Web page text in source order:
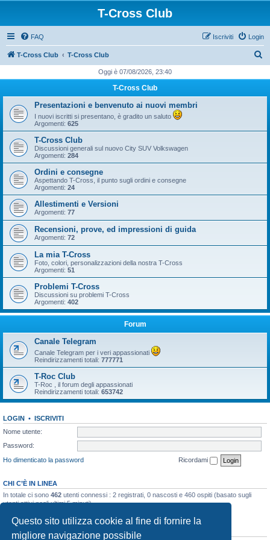
Questo sito utilizza cookie al fine di fornire la
migliore navigazione possibile
T-Cross Club
FAQ Login
Iscriviti
T-Cross Club T-Cross Club
c
Oggi è 07/08/2026, 23:40
T-Cross Club
Presentazioni e benvenuto ai nuovi membri
I nuovi iscritti si presentano, è gradito un saluto
Argomenti: 625
T-Cross Club
Discussioni generali sul nuovo City SUV Volkswagen
Argomenti: 284
Ordini e consegne
Aspettando T-Cross, il punto sugli ordini e consegne
Argomenti: 24
Allestimenti e Versioni
Argomenti: 77
Recensioni, prove, ed impressioni di guida
Argomenti: 72
La mia T-Cross
Foto, colori, personalizzazioni della nostra T-Cross
Argomenti: 51
Problemi T-Cross
Discussioni su problemi T-Cross
Argomenti: 402
Forum
Canale Telegram
Canale Telegram per i veri appassionati
Reindirizzamenti totali: 777771
T-Roc Club
T-Roc , il forum degli appassionati
Reindirizzamenti totali: 653742
LOGIN • ISCRIVITI
Nome utente:
Password:
Ho dimenticato la password
Ricordami
CHI C’È IN LINEA
In totale ci sono 462 utenti connessi : 2 registrati, 0 nascosti e 460 ospiti (basato sugli
utenti attivi negli ultimi 5 minuti)
STATISTICHE